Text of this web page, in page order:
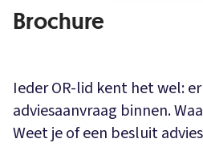
Brochure
Ieder OR-lid kent het wel:
adviesaanvraag binnen.
Weet je of een besluit